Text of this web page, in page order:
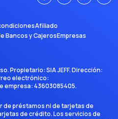
Afiliado
Bancos y CajerosEmpresas
. Propietario:SIA JEFF. Dirección:
electrónico:
empresa: 43603085405.
de préstamos ni de tarjetas de
de crédito. Los servicios de